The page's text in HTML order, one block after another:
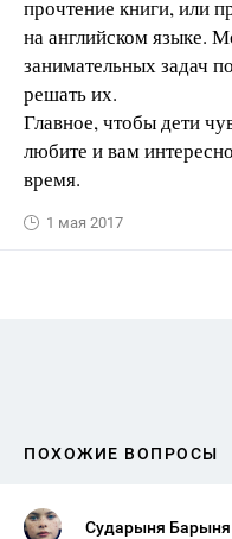
прочтение книги, или
на английском языке.
занимательных задач
решать их.
Главное, чтобы дети
любите и вам
время.
1 мая 2017
ПОХОЖИЕ ВОПРОСЫ
Сударыня Барыня